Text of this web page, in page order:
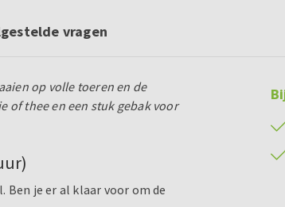
vragen
op volle toeren en de
of thee en een stuk gebak voor
je er al klaar voor om de